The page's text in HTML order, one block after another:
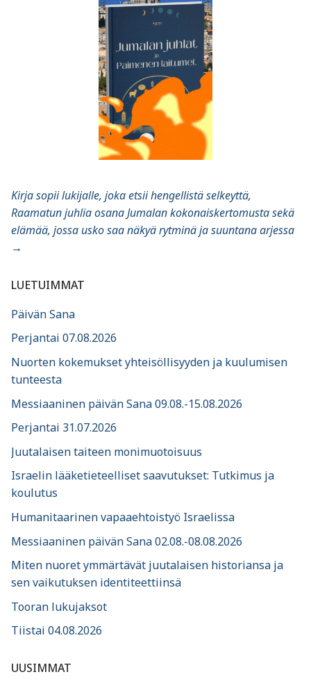
Kirja sopii lukijalle, joka etsii hengellistä selkeyttä,
Raamatun juhlia osana Jumalan kokonaiskertomusta sekä
elämää, jossa usko saa näkyä rytminä ja suuntana arjessa
→
LUETUIMMAT
Päivän Sana
Perjantai 07.08.2026
Nuorten kokemukset yhteisöllisyyden ja kuulumisen
tunteesta
Messiaaninen päivän Sana 09.08.-15.08.2026
Perjantai 31.07.2026
Juutalaisen taiteen monimuotoisuus
Israelin lääketieteelliset saavutukset: Tutkimus ja
koulutus
Humanitaarinen vapaaehtoistyö Israelissa
Messiaaninen päivän Sana 02.08.-08.08.2026
Miten nuoret ymmärtävät juutalaisen historiansa ja
sen vaikutuksen identiteettiinsä
Tooran lukujaksot
Tiistai 04.08.2026
UUSIMMAT